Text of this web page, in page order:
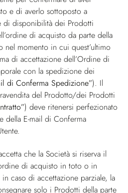
e di averlo sottoposto a
di disponibilità dei Prodotti
di acquisto da parte della
nel momento in cui quest’ultimo
di accettazione dell’Ordine di
con la spedizione dei
di Conferma Spedizione”). Il
del Prodotto/dei Prodotti
) deve ritenersi perfezionato
della E-mail di Conferma
che la Società si riserva il
di acquisto in toto o in
caso di accettazione parziale, la
solo i Prodotti della parte